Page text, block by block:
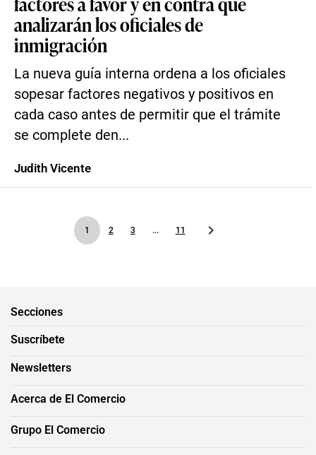
analizarán los oficiales de
inmigración
La nueva guía interna ordena a los oficiales
sopesar factores negativos y positivos en
cada caso antes de permitir que el trámite
se complete den...
Judith Vicente
1 2 3 ... 11
Secciones
Suscríbete
Newsletters
Acerca de El Comercio
Grupo El Comercio